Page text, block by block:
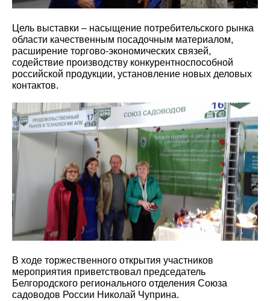
Цель выставки – насыщение потребительского рынка
области качественным посадочным материалом,
расширение торгово-экономических связей,
содействие производству конкурентноспособной
российской продукции, установление новых деловых
контактов.
В ходе торжественного открытия участников
мероприятия приветствовал председатель
Белгородского регионального отделения Союза
садоводов России Николай Чуприна.